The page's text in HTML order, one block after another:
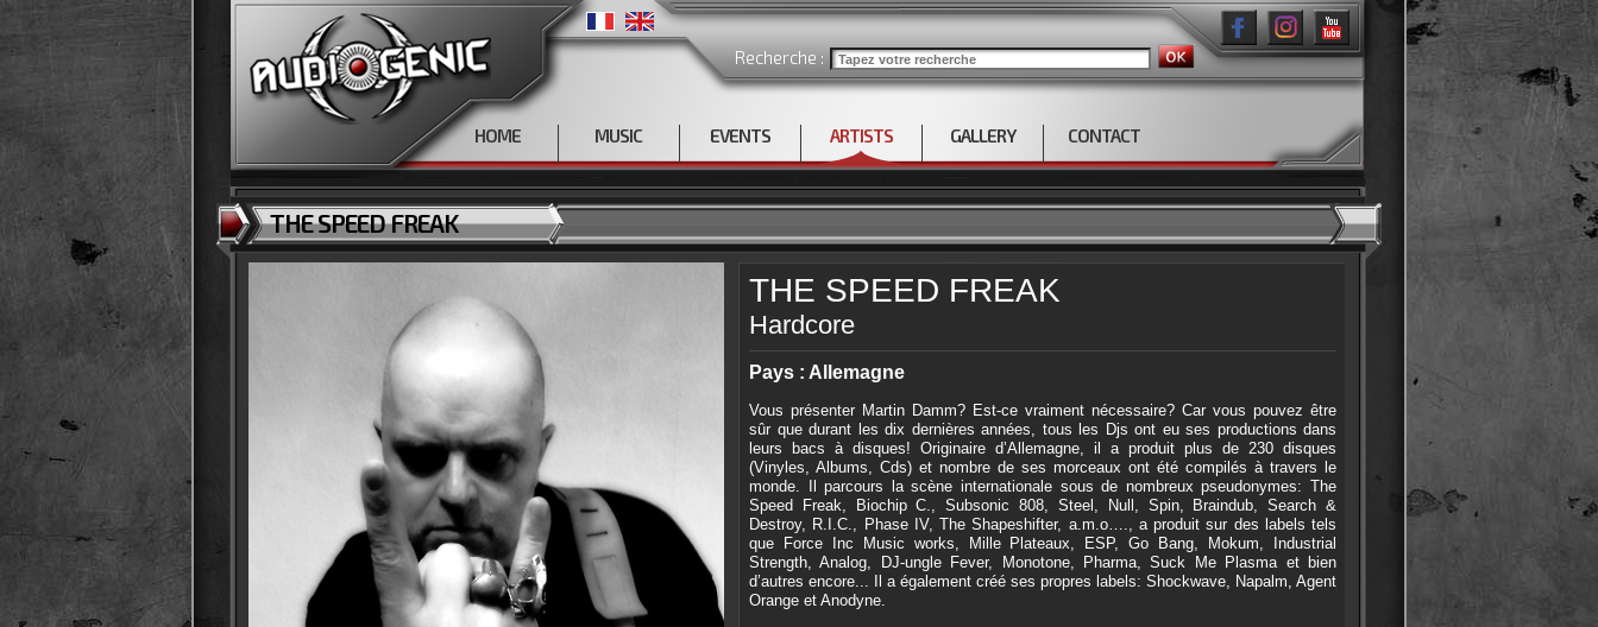
Recherche :
HOME MUSIC EVENTS ARTISTS GALLERY CONTACT
THE SPEED FREAK
THE SPEED FREAK
Hardcore
Pays : Allemagne
Vous présenter Martin Damm? Est-ce vraiment nécessaire? Car vous pouvez être
sûr que durant les dix dernières années, tous les Djs ont eu ses productions dans
leurs bacs à disques! Originaire d’Allemagne, il a produit plus de 230 disques
(Vinyles, Albums, Cds) et nombre de ses morceaux ont été compilés à travers le
monde. Il parcours la scène internationale sous de nombreux pseudonymes: The
Speed Freak, Biochip C., Subsonic 808, Steel, Null, Spin, Braindub, Search &
Destroy, R.I.C., Phase IV, The Shapeshifter, a.m.o…., a produit sur des labels tels
que Force Inc Music works, Mille Plateaux, ESP, Go Bang, Mokum, Industrial
Strength, Analog, DJ-ungle Fever, Monotone, Pharma, Suck Me Plasma et bien
d’autres encore... Il a également créé ses propres labels: Shockwave, Napalm, Agent
Orange et Anodyne.